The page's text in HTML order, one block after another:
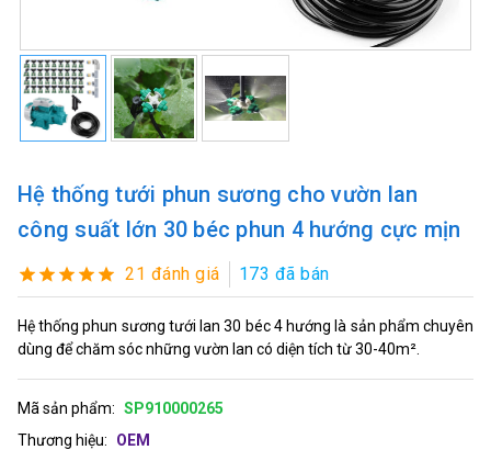
Hệ thống tưới phun sương cho vườn lan
công suất lớn 30 béc phun 4 hướng cực mịn
21 đánh giá 173 đã bán
Hệ thống phun sương tưới lan 30 béc 4 hướng là sản phẩm chuyên
dùng để chăm sóc những vườn lan có diện tích từ 30-40m².
Mã sản phẩm: SP910000265
Thương hiệu:
OEM